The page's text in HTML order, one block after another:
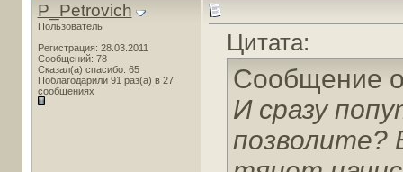
P_Petrovich
Пользователь
Регистрация: 28.03.2011
Сообщений: 78
Сказал(а) спасибо: 65
Поблагодарили 91 раз(а) в 27
сообщениях
Цитата:
Сообщение
И сразу